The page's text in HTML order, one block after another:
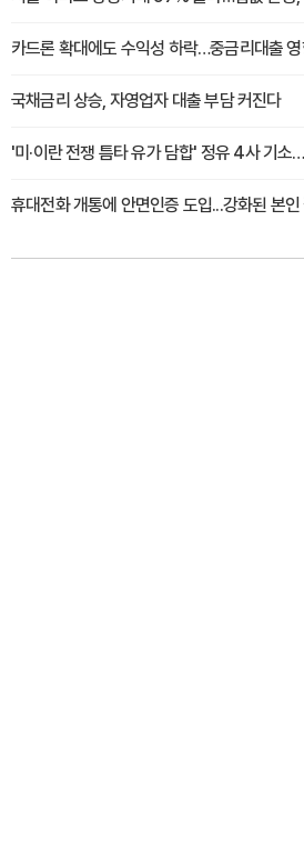
카드론 확대에도 수익성 하락…중금리대출
국채금리 상승, 자영업자 대출 부담 커진다
'미·이란 전쟁 틈타 유가 담합' 정유 4사 기소
휴대전화 개통에 안면인증 도입...강화된 본